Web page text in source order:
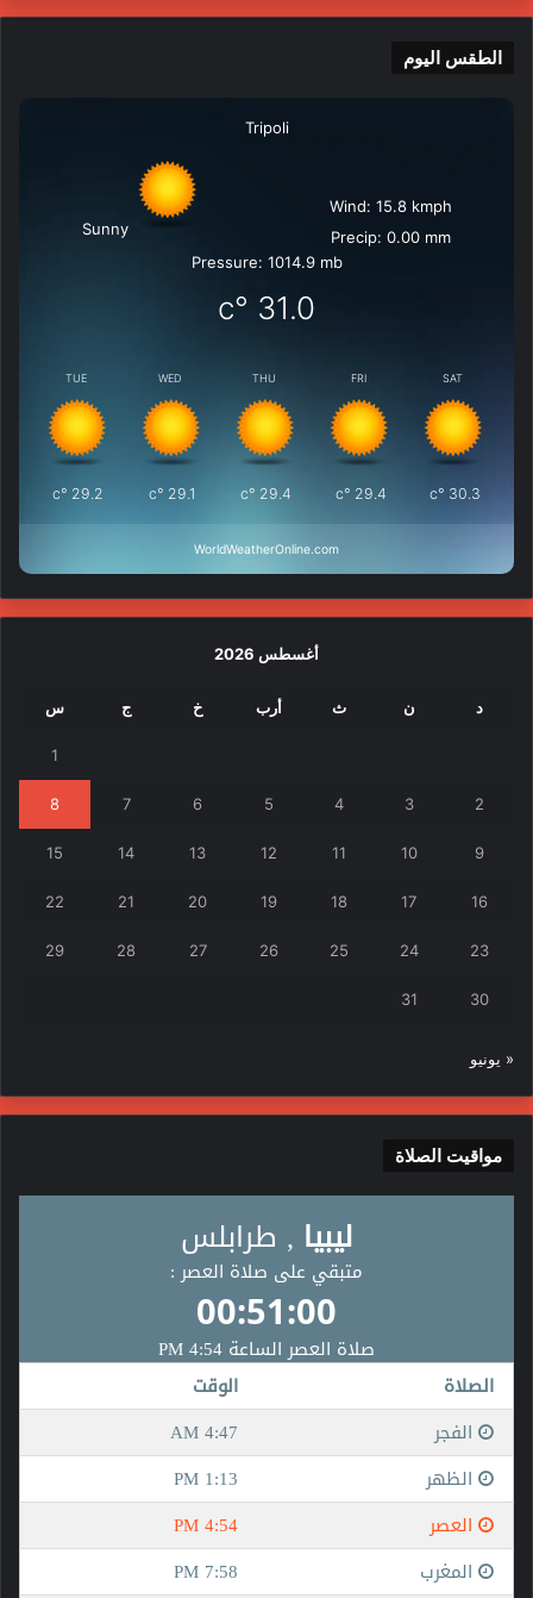
الطقس اليوم
Tripoli
Sunny
Wind: 15.8 kmph
Precip: 0.00 mm
Pressure: 1014.9 mb
31.0
°c
TUE
29.2
°c
WED
29.1
°c
THU
29.4
°c
FRI
29.4
°c
SAT
30.3
°c
WorldWeatherOnline.com
أغسطس 2026
د ن ث أرب خ ج س
1
2
3
4
5
6
7
8
9
10
11
12
13
14
15
16
17
18
19
20
21
22
23
24
25
26
27
28
29
30
31
« يونيو
مواقيت الصلاة